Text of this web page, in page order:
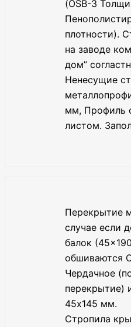
(OSB-3
плотности).
на заводе
дом”
Ненесущие
мм, Профиль
листом.
Перекрытие
случае если
балок
обшиваются
Чердачное
перекрытие)
45х145 мм.
Стропила